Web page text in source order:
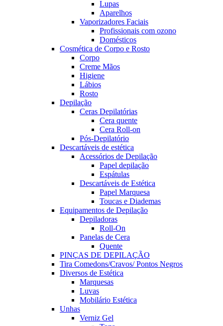
Lupas
Aparelhos
Vaporizadores Faciais
Profissionais com ozono
Domésticos
Cosmética de Corpo e Rosto
Corpo
Creme Mãos
Higiene
Lábios
Rosto
Depilação
Ceras Depilatórias
Cera quente
Cera Roll-on
Pós-Depilatório
Descartáveis de estética
Acessórios de Depilação
Papel depilação
Espátulas
Descartáveis de Estética
Papel Marquesa
Toucas e Diademas
Equipamentos de Depilação
Depiladoras
Roll-On
Panelas de Cera
Quente
PINÇAS DE DEPILAÇÃO
Tira Comedons/Cravos/ Pontos Negros
Diversos de Estética
Marquesas
Luvas
Mobilário Estética
Unhas
Verniz Gel